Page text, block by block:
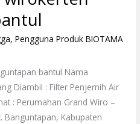
,Pengguna Produk BIOTAMA
bantul Nama
Diambil : Filter Penjernih Air
: Perumahan Grand Wiro –
Banguntapan, Kabupaten